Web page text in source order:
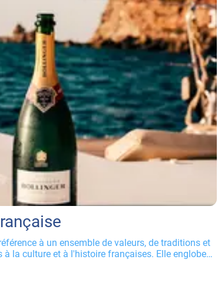
à un ensemble de valeurs, de traditions et
à la culture et à l'histoire françaises. Elle englobe